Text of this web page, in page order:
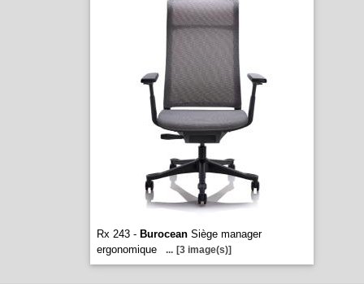
Rx 243 - BuroceanSiège manager
ergonomique
... [3 image(s)]